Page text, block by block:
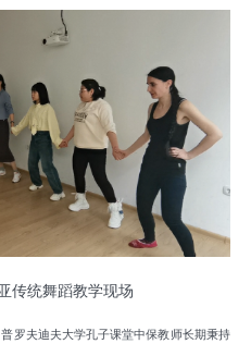
传统舞蹈教学现场
罗夫迪夫大学孔子课堂中保教师长期秉持